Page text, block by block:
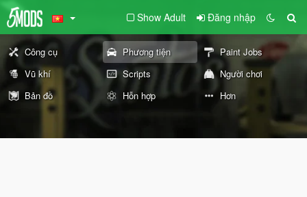
Show Adult Đăng nhập
Công cụ Phương tiện
Paint Jobs
Vũ khí
Scripts
Người chơi
Bản đồ
Hỗn hợp Hơn